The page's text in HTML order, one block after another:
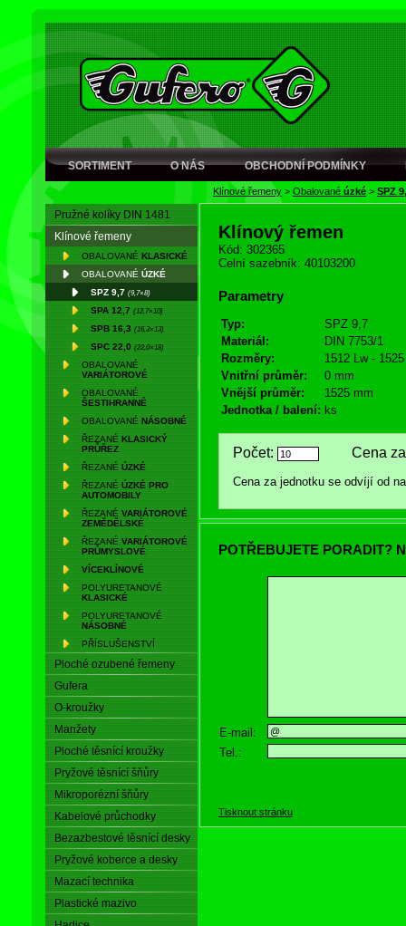
SORTIMENT O NÁS OBCHODNÍ PODMÍNKY
Klínové řemeny > Obalované úzké > SPZ
Pružné kolíky DIN 1481
Klínové řemeny
OBALOVANÉ KLASICKÉ
OBALOVANÉ ÚZKÉ
SPZ 9,7 (9,7×8)
SPA 12,7 (12,7×10)
SPB 16,3 (16,3×13)
SPC 22,0 (22,0×18)
OBALOVANÉ
VARIÁTOROVÉ
OBALOVANÉ
ŠESTIHRANNÉ
OBALOVANÉ NÁSOBNÉ
ŘEZANÉ KLASICKÝ
PRŮŘEZ
ŘEZANÉ ÚZKÉ
ŘEZANÉ ÚZKÉ PRO
AUTOMOBILY
ŘEZANÉ VARIÁTOROVÉ
ZEMĚDĚLSKÉ
ŘEZANÉ VARIÁTOROVÉ
PRŮMYSLOVÉ
VÍCEKLÍNOVÉ
POLYURETANOVÉ
KLASICKÉ
POLYURETANOVÉ
NÁSOBNÉ
PŘÍSLUŠENSTVÍ
Ploché ozubené řemeny
Gufera
O-kroužky
Manžety
Ploché těsnící kroužky
Pryžové těsnící šňůry
Mikroporézní šňůry
Kabelové průchodky
Bezazbestové těsnící desky
Pryžové koberce a desky
Mazací technika
Plastické mazivo
Klínový řemen
Kód: 302365
Celní sazebník: 40103200
Parametry
Typ:
SPZ 9,7
Materiál:
DIN 7753/1
Rozměry:
1512 Lw -
Vnitřní průměr:
0 mm
Vnější průměr:
1525 mm
Jednotka / balení: ks
Počet: Cena za
Cena za jednotku se odvíjí od
POTŘEBUJETE PORADIT?
E-mail:
Tel.:
Tisknout stránku